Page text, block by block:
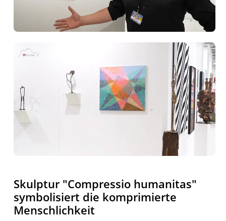
Skulptur "Compressio humanitas"
symbolisiert die komprimierte
Menschlichkeit